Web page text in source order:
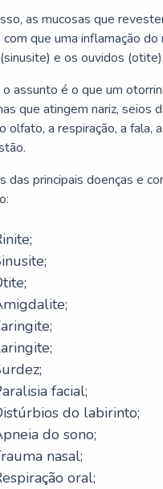
as mucosas que
com que uma inflamação
e os ouvidos (otite).
o assunto é o que um
que atingem nariz, seios
olfato, a respiração, a fala,
das principais doenças e
facial;
do labirinto;
do sono;
nasal;
oral;